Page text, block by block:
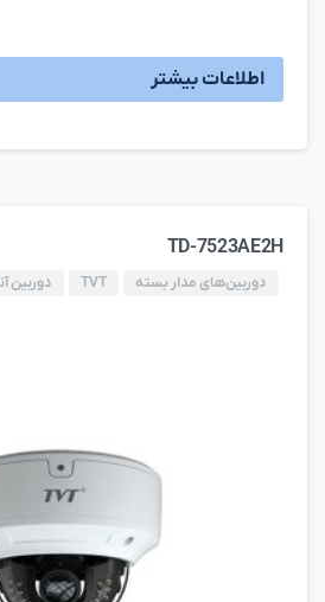
اطلاعات بیشتر
TD-7523AE2H
دوربین‌های مدار بسته TVT دوربین